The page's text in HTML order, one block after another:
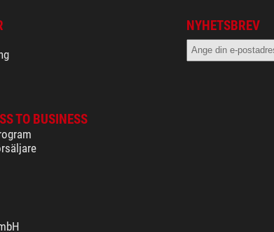
NYHETSBREV
TO BUSINESS